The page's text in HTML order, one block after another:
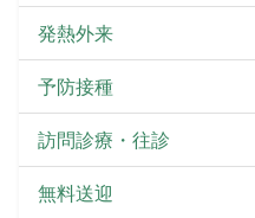
発熱外来
予防接種
訪問診療・往診
無料送迎